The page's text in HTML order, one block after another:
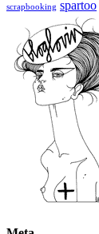
scrapbooking spartoo